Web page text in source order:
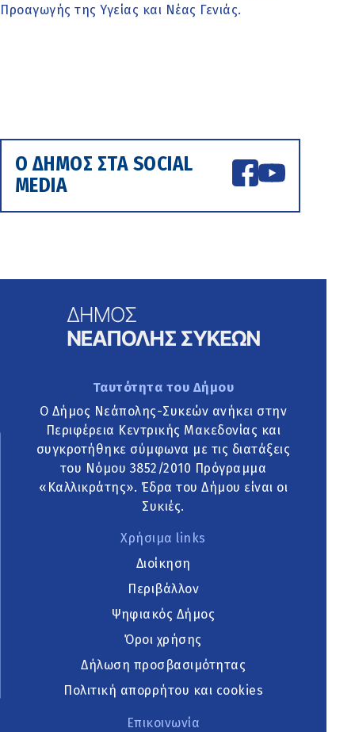
Προαγωγής της Υγείας και Νέας Γενιάς.
Ο ΔΗΜΟΣ ΣΤΑ SOCIAL
MEDIA
Ταυτότητα του Δήμου
Ο Δήμος Νεάπολης-Συκεών ανήκει στην
Περιφέρεια Κεντρικής Μακεδονίας και
συγκροτήθηκε σύμφωνα με τις διατάξεις
του Νόμου 3852/2010 Πρόγραμμα
«Καλλικράτης». Έδρα του Δήμου είναι οι
Συκιές.
Χρήσιμα links
Διοίκηση
Περιβάλλον
Ψηφιακός Δήμος
Όροι χρήσης
Δήλωση προσβασιμότητας
Πολιτική απορρήτου και cookies
Επικοινωνία